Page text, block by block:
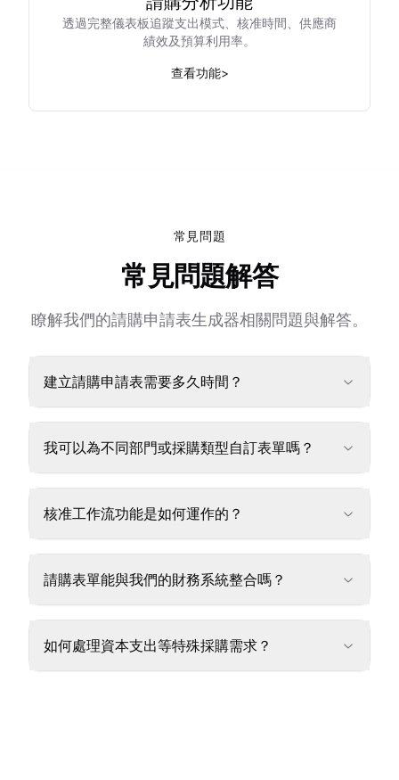
透過完整儀表板追蹤支出模式、核准時間、供應商
績效及預算利用率。
查看功能>
常見問題
常見問題解答
瞭解我們的請購申請表生成器相關問題與解答。
建立請購申請表需要多久時間？
我可以為不同部門或採購類型自訂表單嗎？
核准工作流功能是如何運作的？
請購表單能與我們的財務系統整合嗎？
如何處理資本支出等特殊採購需求？